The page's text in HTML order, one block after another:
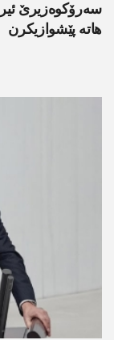
سەرۆکوەزیرێ
ھاتە پێشوازیکرن